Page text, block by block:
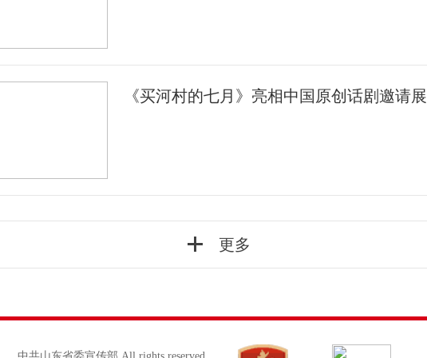
《买河村的七月》亮相中国原创话剧邀请展
更多